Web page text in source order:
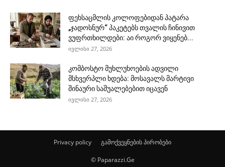
ფეხსაცმლის კოლოფებიდან პატარა
„ჯადოსნურ“ პაკეტებს თვალის ჩინივით
ვუფრთხილდები: აი როგორ ვიყენებ...
ივლისი 27, 2026
კომბოსტო მუხლუხოების ადვილი
მსხვერპლი ხდება: მოსავალს მარტივი
შინაური საშუალებებით იცავენ
ივლისი 27, 2026
Privacy policy გამოქვეყნების პირობები
© Paparazzi.Ge